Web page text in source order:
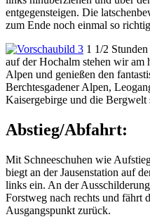
entgegensteigen. Die
zum Ende noch einmal so
1 1/2 Stunden
auf der Hochalm stehen wir am
Alpen und genießen den
Berchtesgadener Alpen,
Kaisergebirge und die Bergwelt
Abstieg/Abfahrt:
Mit Schneeschuhen wie
biegt an der Jausenstation auf
links ein. An der
Forstweg nach rechts und fährt
Ausgangspunkt zurück.